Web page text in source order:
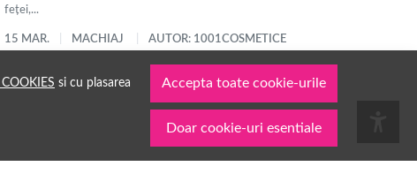
si cu plasarea
Accepta toate cookie-urile
Doar cookie-uri esentiale
feței,...
15 MAR. MACHIAJ AUTOR: 1001COSMETICE